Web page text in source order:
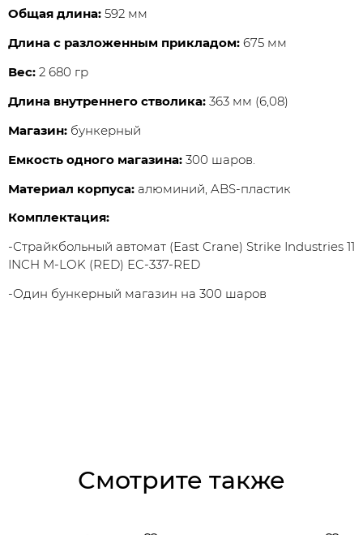
Общая длина: 592 мм
Длина с разложенным прикладом: 675 мм
Вес: 2 680 гр
Длина внутреннего стволика: 363 мм (6,08)
Магазин: бункерный
Емкость одного магазина: 300 шаров.
Материал корпуса: алюминий, ABS-пластик
Комплектация:
-Страйкбольный автомат (East Crane) Strike Industries 11
INCH M-LOK (RED) EC-337-RED
-Один бункерный магазин на 300 шаров
Смотрите также